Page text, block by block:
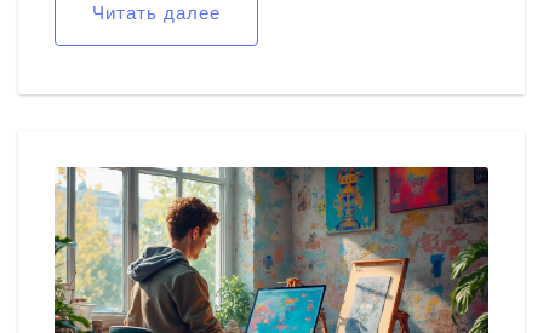
Понимание этих принципов помогает создавать
Читать далее